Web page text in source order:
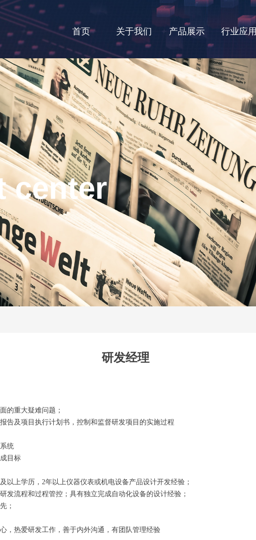
首页 关于我们 产品展示 行业应用
研发经理
的重大疑难问题；
告及项目执行计划书，控制和监督研发项目的实施过程
统
目标
以上学历， 2年以上仪器仪表或机电设备产品设计开发经验；
发流程和过程管控；具有独立完成自动化设备的设计经验；
；
，热爱研发工作，善于内外沟通，有团队管理经验
center